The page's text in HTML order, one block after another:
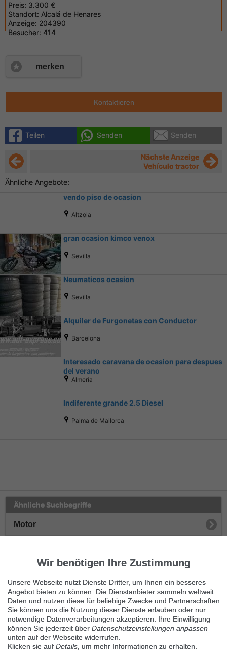
Preis: 3.300 €
Standort: Alcalá de Henares
Anzeige: 204390
Besucher: 414
merken
Kontaktieren
Teilen Senden Senden
Nächste Anzeige
Vehículo tractor
Ähnliche Angebote:
vendo piso de ocasion
Altzola
gran ocasion kimco venox
Sevilla
Neumaticos ocasion
Sevilla
Alquiler de Furgonetas con Conductor
Barcelona
Interesado caravana de ocasion para despues
del verano
Almería
Indiferente grande 2.5 Diesel
Palma de Mallorca
Ähnliche Suchbegriffe
Motor
Traktoren
Anhänger
Kipper
Zugmaschinen
Wir benötigen Ihre Zustimmung
Unsere Webseite nutzt Dienste Dritter, um Ihnen ein besseres
Angebot bieten zu können. Die Dienstanbieter sammeln weltweit
Daten und nutzen diese für beliebige Zwecke und Partnerschaften.
Sie können uns die Nutzung dieser Dienste erlauben oder nur
notwendige Datenverarbeitungen akzeptieren. Ihre Einwilligung
können Sie jederzeit über Datenschutzeinstellungen anpassen
unten auf der Webseite widerrufen.
Klicken sie auf Details , um mehr Informationen zu erhalten.